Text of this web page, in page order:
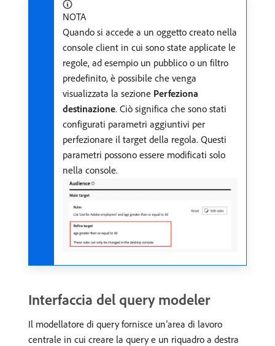
NOTA
Quando si accede a un oggetto creato nella
console client in cui sono state applicate le
regole, ad esempio un pubblico o un filtro
predefinito, è possibile che venga
visualizzata la sezione Perfeziona
destinazione. Ciò significa che sono stati
configurati parametri aggiuntivi per
perfezionare il target della regola. Questi
parametri possono essere modificati solo
nella console.
Interfaccia del query modeler
Il modellatore di query fornisce un’area di lavoro
centrale in cui creare la query e un riquadro a destra